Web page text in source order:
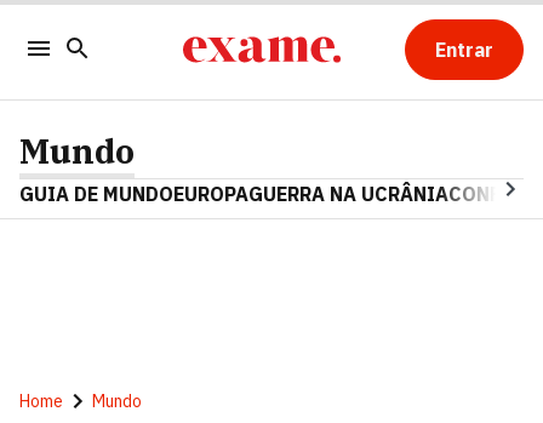
Entrar
Mundo
GUIA DE MUNDOEUROPAGUERRA NA UCRÂNIA
Home Mundo